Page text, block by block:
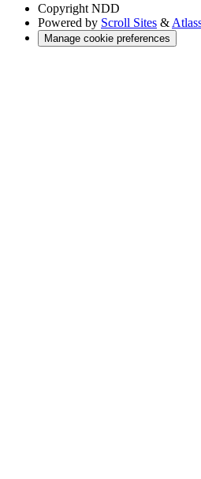
Copyright NDD
Powered by Scroll Sites &
Manage cookie preferences